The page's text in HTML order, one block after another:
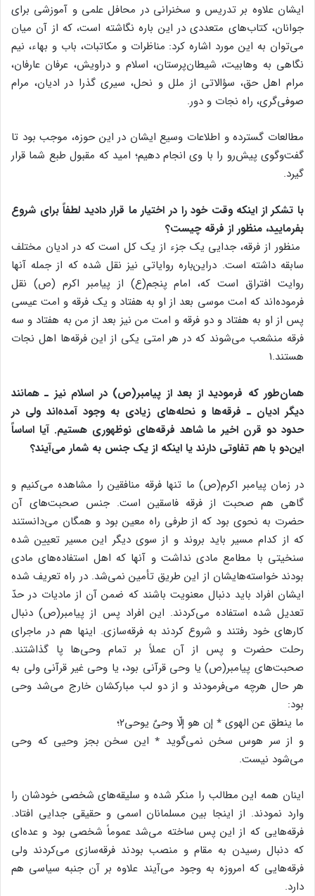
ایشان علاوه بر تدریس و سخنرانی در محافل علمی و آموزشی برای
جوانان، کتاب‌های متعددی در این باره نگاشته است، که از آن میان
می‌توان به این مورد اشاره کرد: مناظرات و مکاتبات، باب و بهاء، نیم
نگاهی به وهابیت، شیطان‌پرستان، اسلام و دراویش، عرفان عارفان،
مرام اهل حق، سؤالاتی از ملل و نحل، سیری گذرا در ادیان، مرام
صوفی‌گری، راه نجات و دور.
مطالعات گسترده و اطلاعات وسیع ایشان در این حوزه، موجب بود تا
گفت‌وگوی پیش‌رو را با وی انجام دهیم؛ امید که مقبول طبع شما قرار
گیرد.
با تشکر از اینکه وقت خود را در اختیار ما قرار دادید لطفاً برای شروع
بفرمایید، منظور از فرقه چیست؟
منظور از فرقه، جدایی یک جزء از یک کل است که در ادیان مختلف
سابقه داشته است. دراین‌باره روایاتی نیز نقل شده که از جمله آنها
روایت افتراق است که، امام پنجم(ع) از پیامبر اکرم (ص) نقل
فرموده‌اند که امت موسی بعد از او به هفتاد و یک فرقه و امت عیسی
پس از او به هفتاد و دو فرقه و امت من نیز بعد از من به هفتاد و سه
فرقه منشعب می‌شوند که در هر امتی یکی از این فرقه‌ها اهل نجات
هستند.۱
همان‌طور که فرمودید از بعد از پیامبر(ص) در اسلام نیز ـ همانند
دیگر ادیان ـ فرقه‌ها و نحله‌های زیادی به وجود آمده‌اند ولی در
حدود دو قرن اخیر ما شاهد فرقه‌های نوظهوری هستیم. آیا اساساً
این‌دو با هم تفاوتی دارند یا اینکه از یک جنس به شمار می‌آیند؟
در زمان پیامبر اکرم(ص) ما تنها فرقه منافقین را مشاهده می‌کنیم و
گاهی هم صحبت از فرقه فاسقین است. جنس صحبت‌های آن
حضرت به نحوی بود که از طرفی راه معین بود و همگان می‌دانستند
که از کدام مسیر باید بروند و از سوی دیگر این مسیر تعیین شده
سنخیتی با مطامع مادی نداشت و آنها که اهل استفاده‌های مادی
بودند خواسته‌هایشان از این طریق تأمین نمی‌شد. در راه تعریف شده
ایشان افراد باید دنبال معنویت باشند که ضمن آن از مادیات در حدّ
تعدیل شده استفاده می‌کردند. این افراد پس از پیامبر(ص) دنبال
کارهای خود رفتند و شروع کردند به فرقه‌سازی. اینها هم در ماجرای
رحلت حضرت و پس از آن عملاً بر تمام وحی‌ها پا گذاشتند.
صحبت‌های پیامبر(ص) یا وحی قرآنی بود، یا وحی غیر قرآنی ولی به
هر حال هرچه می‌فرمودند و از دو لب مبارکشان خارج می‌شد وحی
بود:
ما ینطق عن الهوی ٭ إن هو إلّا وحیٌ یوحی۲؛
و از سر هوس سخن نمی‌گوید ٭ این سخن بجز وحیی که وحی
می‌شود نیست.
اینان همه این مطالب را منکر شده و سلیقه‌های شخصی خودشان را
وارد نمودند. از اینجا بین مسلمانان اسمی و حقیقی جدایی افتاد.
فرقه‌هایی که از این پس ساخته می‌شد عموماً شخصی بود و عده‌ای
که دنبال رسیدن به مقام و منصب بودند فرقه‌سازی می‌کردند ولی
فرقه‌هایی که امروزه به وجود می‌آیند علاوه بر آن جنبه سیاسی هم
دارد.